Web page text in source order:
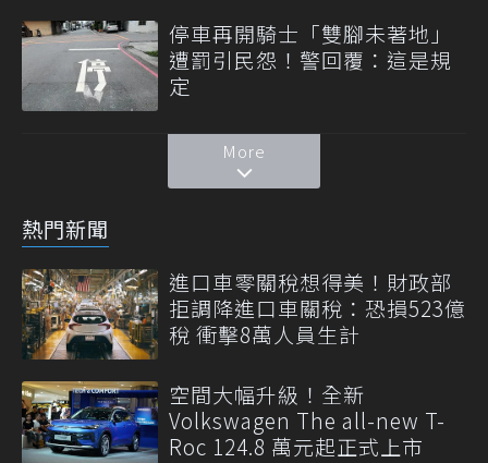
停車再開騎士「雙腳未著地」
遭罰引民怨！警回覆：這是規
定
More
熱門新聞
進口車零關稅想得美！財政部
拒調降進口車關稅：恐損523億
稅 衝擊8萬人員生計
空間大幅升級！全新
Volkswagen The all-new T-
Roc 124.8 萬元起正式上市